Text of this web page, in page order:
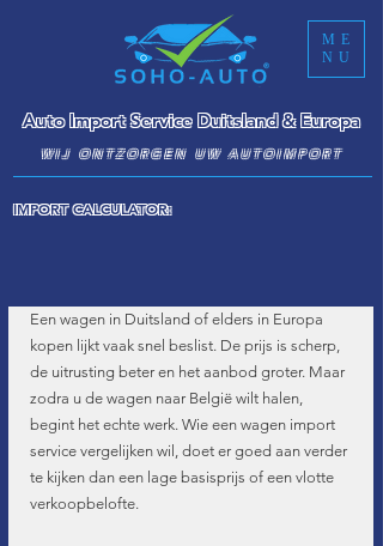
ME
NU
Auto Import Service Duitsland & Europa
IMPORT CALCULATOR:
WIJ ONTZORGEN UW AUTOIMPORT
Een wagen in Duitsland of elders in Europa
kopen lijkt vaak snel beslist. De prijs is scherp,
de uitrusting beter en het aanbod groter. Maar
zodra u de wagen naar België wilt halen,
begint het echte werk. Wie een wagen import
service vergelijken wil, doet er goed aan verder
te kijken dan een lage basisprijs of een vlotte
verkoopbelofte.